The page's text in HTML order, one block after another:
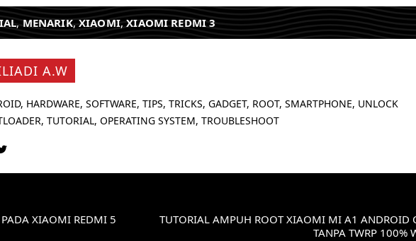
, MENARIK, XIAOMI,XIAOMI REDMI 3
A.W
HARDWARE, SOFTWARE, TIPS, TRICKS, GADGET, ROOT, SMARTPHONE, UNLOCK
TUTORIAL, OPERATING SYSTEM, TROUBLESHOOT
TUTORIAL AMPUH ROOT XIAOMI MI A1 ANDROID
TANPA TWRP 100%
PADA XIAOMI REDMI 5